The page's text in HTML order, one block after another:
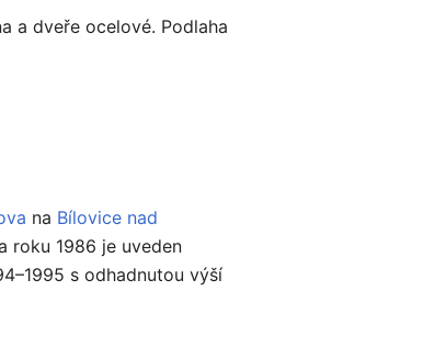
a dveře ocelové. Podlaha
na Bílovice nad
roku 1986 je uveden
s odhadnutou výší